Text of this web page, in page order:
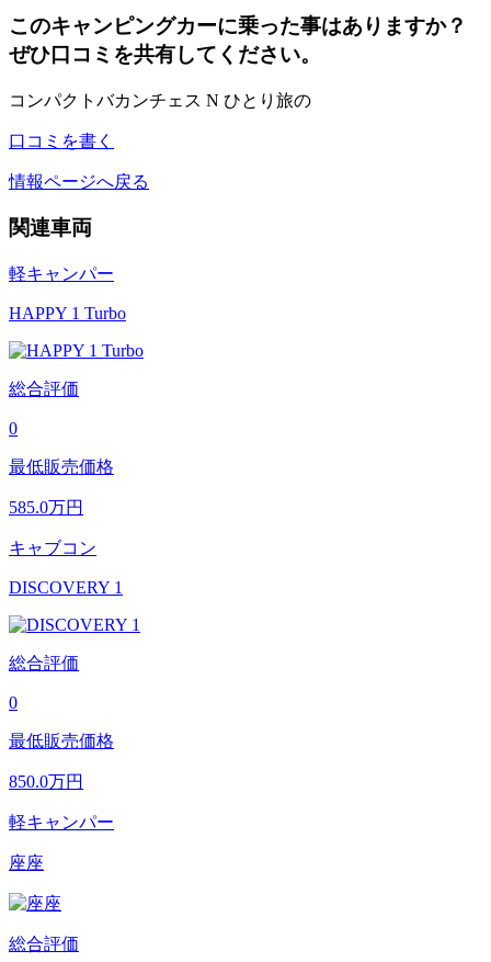
このキャンピングカーに乗った事はありますか？
ぜひ口コミを共有してください。
コンパクトバカンチェス N ひとり旅の
口コミを書く
情報ページへ戻る
関連車両
軽キャンパー
HAPPY 1 Turbo
総合評価
0
最低販売価格
585.0万円
キャブコン
DISCOVERY 1
総合評価
0
最低販売価格
850.0万円
軽キャンパー
座座
総合評価